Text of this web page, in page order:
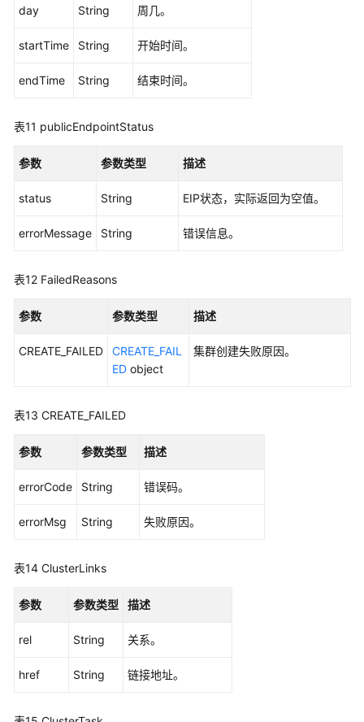
day String 周几。
startTime String 开始时间。
endTime String 结束时间。
表11 publicEndpointStatus
参数 参数类型 描述
status String EIP状态，实际返回为空值。
errorMessage String 错误信息。
表12 FailedReasons
参数 参数类型 描述
CREATE_FAILED
CREATE_FAIL
ED object
集群创建失败原因。
表13 CREATE_FAILED
参数 参数类型 描述
errorCode String 错误码。
errorMsg String 失败原因。
表14 ClusterLinks
参数 参数类型 描述
rel String 关系。
href String 链接地址。